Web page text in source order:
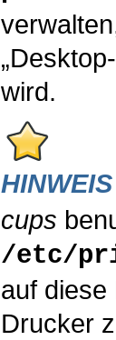
wird.
HINWEIS
cups
/etc/
auf diese
Drucker